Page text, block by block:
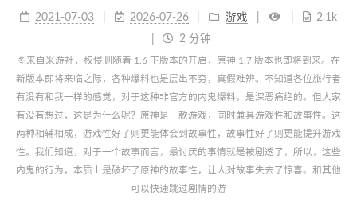
2021-07-03 2026-07-26 游戏
2.1k
2 分钟
图来自米游社，权侵删随着 1.6 下版本的开启，原神 1.7 版本也即将到来。在
新版本即将来临之际，各种爆料也是层出不穷，真假难辨。不知道各位旅行者
有没有和我一样的感觉，对于这种非官方的内鬼爆料，是深恶痛绝的。但大家
有没有想过，这是为什么呢？原神是一款游戏，同时兼具游戏性和故事性。这
两种相辅相成，游戏性好了则更能体会到故事性，故事性好了则更能提升游戏
性。我们知道，对于一个故事而言，最讨厌的事情就是被剧透了，所以，这些
内鬼的行为，本质上是破坏了原神的故事性，让人对故事失去了惊喜。和其他
可以快速跳过剧情的游